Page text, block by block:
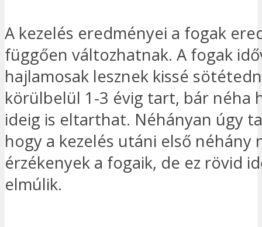
A kezelés eredményei a fogak
függően változhatnak. A fogak
hajlamosak lesznek kissé
körülbelül 1-3 évig tart, bár néha
ideig is eltarthat. Néhányan úgy
hogy a kezelés utáni első néhány
érzékenyek a fogaik, de ez rövid
elmúlik.